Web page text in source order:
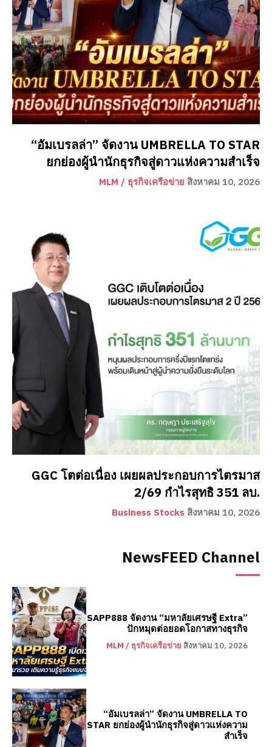
“อัมเบรลล่า” จัดงาน UMBRELLA TO STAR
ยกย่องผู้นำนักธุรกิจสู่ดาวแห่งความสำเร็จ
MLM / ธุรกิจเครือข่าย สิงหาคม 10, 2026
GGC โตต่อเนื่อง เผยผลประกอบการไตรมาส
2/69 กำไรสุทธิ 351 ลบ.
Business Stocks สิงหาคม 10, 2026
NewsFEED Channel
SAPP888 จัดงาน “มหาลัยเศรษฐี Extra”
ปักหมุดต่อยอดโอกาสทางธุรกิจ
MLM / ธุรกิจเครือข่าย สิงหาคม 10, 2026
“อัมเบรลล่า” จัดงาน UMBRELLA TO
STAR ยกย่องผู้นำนักธุรกิจสู่ดาวแห่งความ
สำเร็จ